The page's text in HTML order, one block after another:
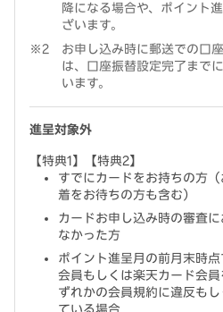
降になる場合や、ポイント
ざいます。
お申し込み時に郵送での口
は、口座振替設定完了まで
います。
進呈対象外
【特典1】【特典2】
すでにカードをお持ちの方
着をお待ちの方も含む）
カードお申し込み時の審査
なかった方
ポイント進呈月の前月末時
会員もしくは楽天カード会
ずれかの会員規約に違反も